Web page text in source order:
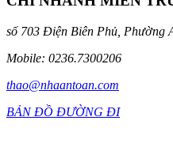
số 703 Điện Biên Phủ, Phường
Mobile: 0236.7300206
thao@nhaantoan.com
BẢN ĐỒ ĐƯỜNG ĐI